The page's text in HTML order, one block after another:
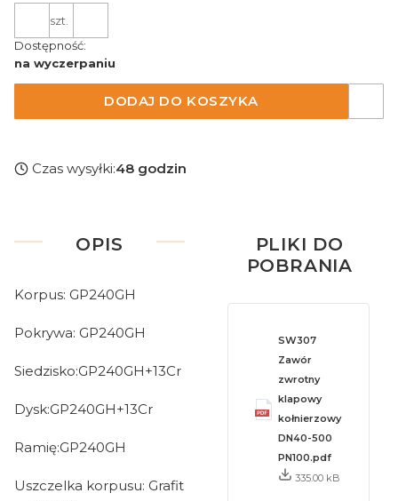
szt.
Dostępność:
na wyczerpaniu
DODAJ DO KOSZYKA
Czas wysyłki:48 godzin
OPIS
Korpus: GP240GH
Pokrywa: GP240GH
Siedzisko:GP240GH+13Cr
Dysk:GP240GH+13Cr
Ramię:GP240GH
Uszczelka korpusu: Grafit
PLIKI DO
POBRANIA
SW307
Zawór
zwrotny
klapowy
kołnierzowy
DN40-500
PN100.pdf
335.00 kB